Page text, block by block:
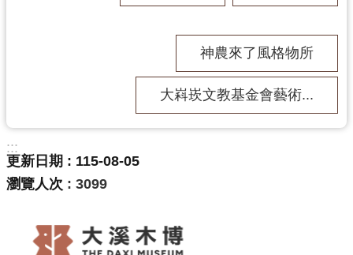
首
頁
網
神農來了風格物所
大嵙崁文教基金會藝術...
:::
更新日期
115-08-05
瀏覽人次
3099